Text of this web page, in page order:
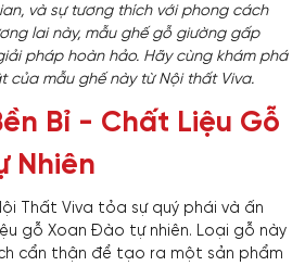
và sự tương thích với phong cách
lai này, mẫu ghế gỗ giường gấp
pháp hoàn hảo. Hãy cùng khám phá
của mẫu ghế này từ Nội thất Viva.
Bỉ - Chất Liệu Gỗ
Nhiên
Thất Viva tỏa sự quý phái và ấn
gỗ Xoan Đào tự nhiên. Loại gỗ này
cẩn thận để tạo ra một sản phẩm